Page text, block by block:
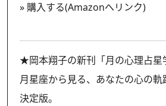
» 購入する(Amazonへリンク)
★岡本翔子の新刊「月の心理占星
月星座から見る、あなたの心の
決定版。